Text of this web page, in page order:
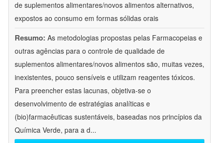
de suplementos alimentares/novos alimentos alternativos,
expostos ao consumo em formas sólidas orais
Resumo: As metodologias propostas pelas Farmacopeias e
outras agências para o controle de qualidade de
suplementos alimentares/novos alimentos são, muitas vezes,
inexistentes, pouco sensíveis e utilizam reagentes tóxicos.
Para preencher estas lacunas, objetiva-se o
desenvolvimento de estratégias analíticas e
(bio)farmacêuticas sustentáveis, baseadas nos princípios da
Química Verde, para a d...